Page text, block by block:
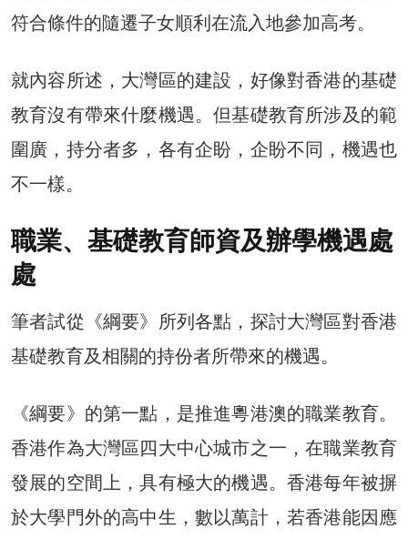
符合條件的隨遷子女順利在流入地參加高考。
就內容所述，大灣區的建設，好像對香港的基礎
教育沒有帶來什麼機遇。但基礎教育所涉及的範
圍廣，持分者多，各有企盼，企盼不同，機遇也
不一樣。
職業、基礎教育師資及辦學機遇處
處
筆者試從《綱要》所列各點，探討大灣區對香港
基礎教育及相關的持份者所帶來的機遇。
《綱要》的第一點，是推進粵港澳的職業教育。
香港作為大灣區四大中心城市之一，在職業教育
發展的空間上，具有極大的機遇。香港每年被摒
於大學門外的高中生，數以萬計，若香港能因應